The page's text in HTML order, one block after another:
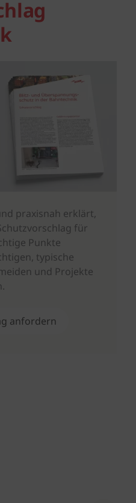
praxisnah erklärt,
für
Punkte
typische
und Projekte
anfordern